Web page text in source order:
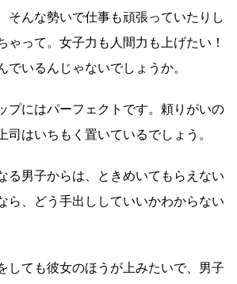
そんな勢いで仕事も頑張っていたりし
ゃって。女子力も人間力も上げたい！
でいるんじゃないでしょうか。
プにはパーフェクトです。頼りがいの
司はいちもく置いているでしょう。
る男子からは、ときめいてもらえない
ら、どう手出ししていいかわからない
しても彼女のほうが上みたいで、男子